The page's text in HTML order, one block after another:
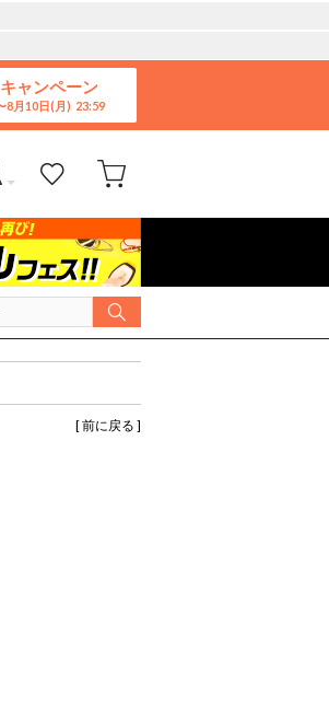
キャンペーン
8月10日(月)
[ 前に戻る ]